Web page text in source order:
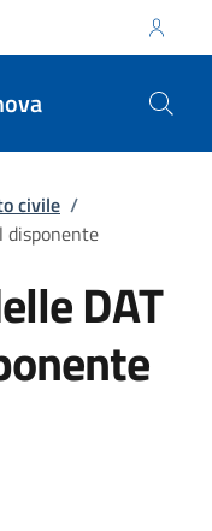
civile /
disponente
DAT